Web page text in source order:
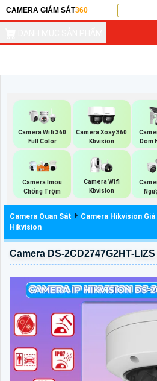
CAMERA GIÁM SÁT360
Camera Wifi 360
Full Color
Camera Xoay 360
Kbvision
Dom
Camera Imou
Chống Trộm
Camera Wifi
Kbvision
Camera Quan Sát Camera Hikvision Giá
Hikvision
Camera DS-2CD2747G2HT-